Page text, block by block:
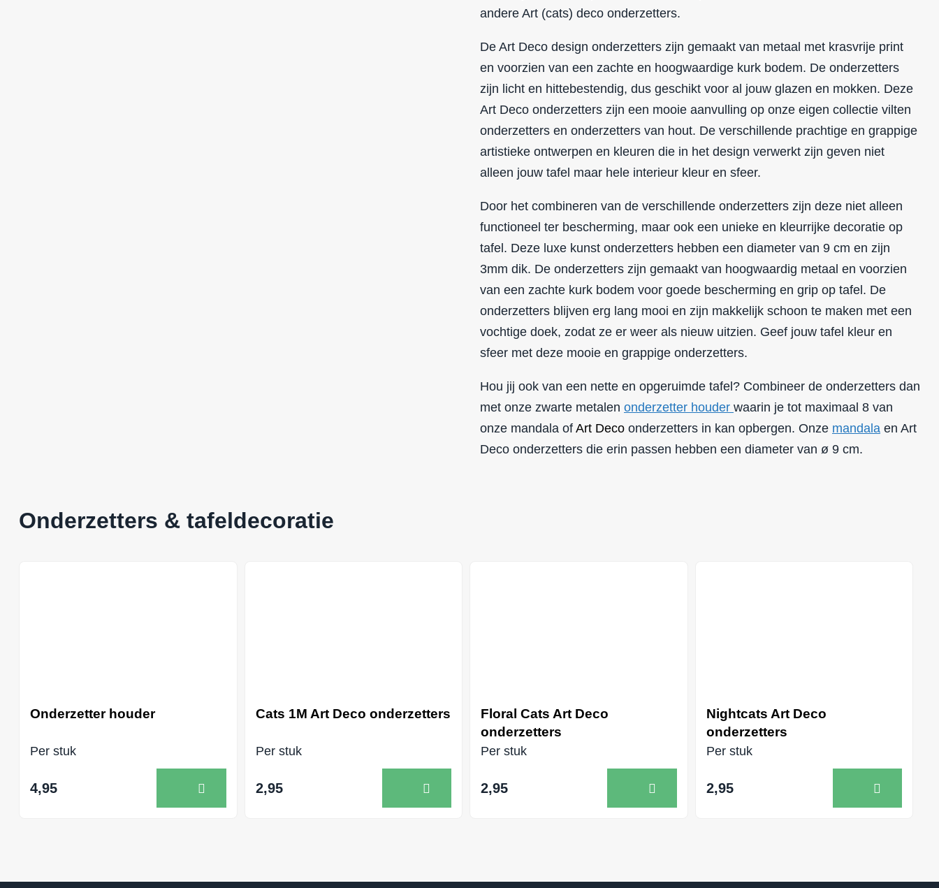
andere Art (cats) deco onderzetters.
De Art Deco design onderzetters zijn gemaakt van metaal met krasvrije print
en voorzien van een zachte en hoogwaardige kurk bodem. De onderzetters
zijn licht en hittebestendig, dus geschikt voor al jouw glazen en mokken. Deze
Art Deco onderzetters zijn een mooie aanvulling op onze eigen collectie vilten
onderzetters en onderzetters van hout. De verschillende prachtige en grappige
artistieke ontwerpen en kleuren die in het design verwerkt zijn geven niet
alleen jouw tafel maar hele interieur kleur en sfeer.
Door het combineren van de verschillende onderzetters zijn deze niet alleen
functioneel ter bescherming, maar ook een unieke en kleurrijke decoratie op
tafel. Deze luxe kunst onderzetters hebben een diameter van 9 cm en zijn
3mm dik. De onderzetters zijn gemaakt van hoogwaardig metaal en voorzien
van een zachte kurk bodem voor goede bescherming en grip op tafel. De
onderzetters blijven erg lang mooi en zijn makkelijk schoon te maken met een
vochtige doek, zodat ze er weer als nieuw uitzien. Geef jouw tafel kleur en
sfeer met deze mooie en grappige onderzetters.
Hou jij ook van een nette en opgeruimde tafel? Combineer de onderzetters dan
met onze zwarte metalen onderzetter houder waarin je tot maximaal 8 van
onze mandala of Art Deco onderzetters in kan opbergen. Onze mandala en Art
Deco onderzetters die erin passen hebben een diameter van ø 9 cm.
Onderzetters & tafeldecoratie
Onderzetter houder
Per stuk
4,95
Cats 1M Art Deco onderzetters
Per stuk
2,95
Floral Cats Art Deco
onderzetters
Per stuk
2,95
Nightcats Art Deco
onderzetters
Per stuk
2,95